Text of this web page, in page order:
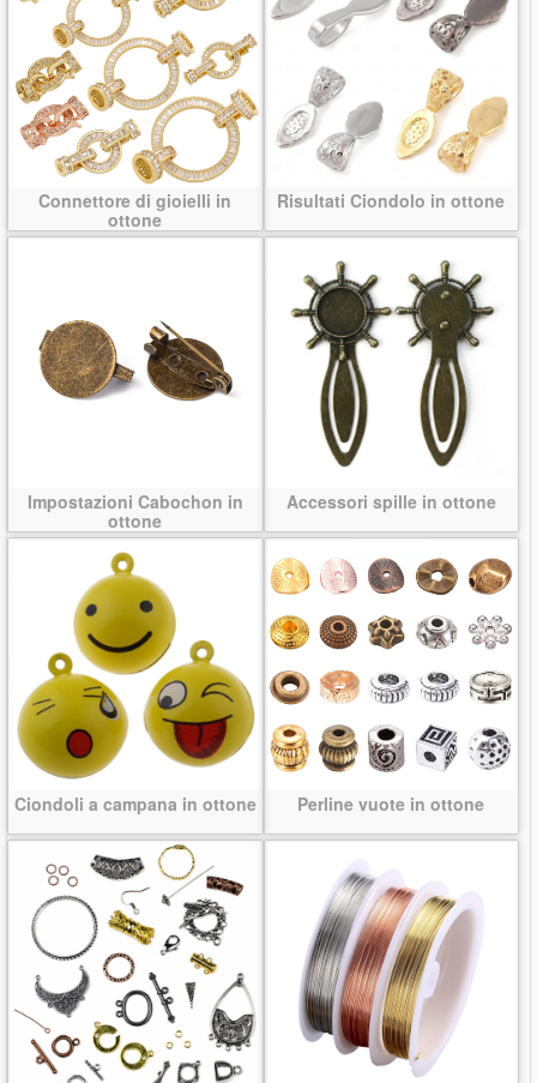
Connettore di gioielli in
ottone
Risultati Ciondolo in ottone
Impostazioni Cabochon in
ottone
Accessori spille in ottone
Ciondoli a campana in ottone Perline vuote in ottone